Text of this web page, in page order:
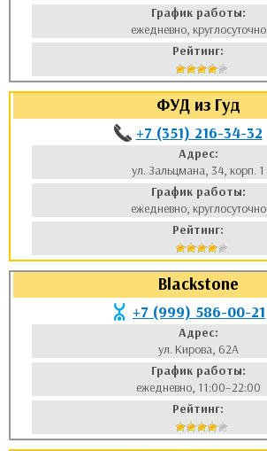
График работы:
ежедневно, круглосуточно
Рейтинг:
ФУД из Гуд
+7 (351) 216-34-32
Адрес:
ул. Зальцмана, 34, корп. 1
График работы:
ежедневно, круглосуточно
Рейтинг:
Blackstone
+7 (999) 586-00-21
Адрес:
ул. Кирова, 62А
График работы:
ежедневно, 11:00–22:00
Рейтинг: